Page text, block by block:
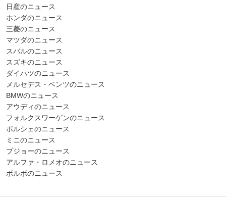
日産のニュース
ホンダのニュース
三菱のニュース
マツダのニュース
スバルのニュース
スズキのニュース
ダイハツのニュース
メルセデス・ベンツのニュース
BMWのニュース
アウディのニュース
フォルクスワーゲンのニュース
ポルシェのニュース
ミニのニュース
プジョーのニュース
アルファ・ロメオのニュース
ボルボのニュース